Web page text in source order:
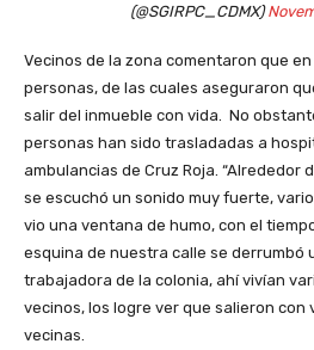
(@SGIRPC_CDMX)
Vecinos de la zona comentaron que
personas, de las cuales aseguraron
salir del inmueble con vida. No
personas han sido trasladadas a
ambulancias de Cruz Roja. “Alrededor
se escuchó un sonido muy fuerte,
vio una ventana de humo, con el
esquina de nuestra calle se derrumbó
trabajadora de la colonia, ahí vivían
vecinos, los logre ver que salieron con
vecinas.